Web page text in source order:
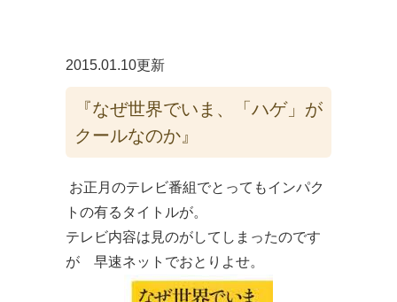
2015.01.10更新
『なぜ世界でいま、「ハゲ」が
クールなのか』
お正月のテレビ番組でとってもインパク
トの有るタイトルが。
テレビ内容は見のがしてしまったのです
が 早速ネットでおとりよせ。